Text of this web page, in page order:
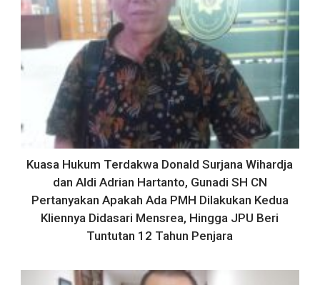
Kuasa Hukum Terdakwa Donald Surjana Wihardja
dan Aldi Adrian Hartanto, Gunadi SH CN
Pertanyakan Apakah Ada PMH Dilakukan Kedua
Kliennya Didasari Mensrea, Hingga JPU Beri
Tuntutan 12 Tahun Penjara